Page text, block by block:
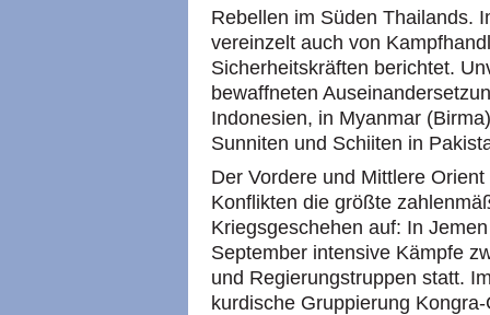
Rebellen im Süden Thailands.
vereinzelt auch von
Sicherheitskräften berichtet.
bewaffneten
Indonesien, in Myanmar
Sunniten und Schiiten in
Der Vordere und Mittlere
Konflikten die größte
Kriegsgeschehen auf: In
September intensive Kämpfe
und Regierungstruppen statt.
kurdische Gruppierung